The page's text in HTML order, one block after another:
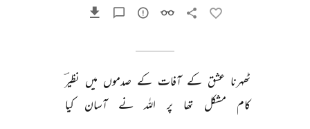
ٹھہرنا عشق کے آفات کے صدموں میں نظیرؔ
کام
مشکل تھا پر اللہ نے آسان کیا